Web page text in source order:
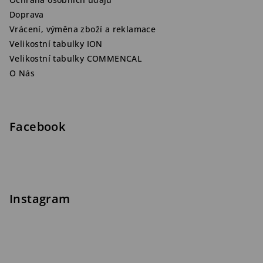
Doprava
Vrácení, výměna zboží a reklamace
Velikostní tabulky ION
Velikostní tabulky COMMENCAL
O Nás
Facebook
Instagram